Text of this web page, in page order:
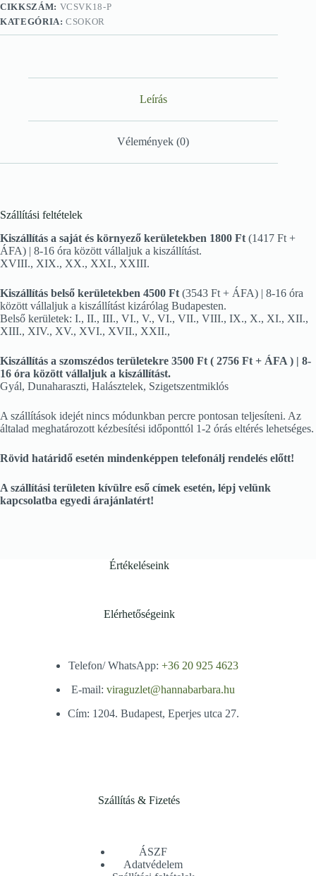
CIKKSZÁM: VCSVK18-P
KATEGÓRIA:CSOKOR
Leírás
Vélemények (0)
Szállítási feltételek
Kiszállítás a saját és környező kerületekben 1800 Ft (1417 Ft +
ÁFA) | 8-16 óra között vállaljuk a kiszállítást.
XVIII., XIX., XX., XXI., XXIII.
Kiszállítás belső kerületekben 4500 Ft (3543 Ft + ÁFA) | 8-16 óra
között vállaljuk a kiszállítást kizárólag Budapesten.
Belső kerületek: I., II., III., VI., V., VI., VII., VIII., IX., X., XI., XII.,
XIII., XIV., XV., XVI., XVII., XXII.,
Kiszállítás a szomszédos területekre 3500 Ft ( 2756 Ft + ÁFA ) | 8-
16 óra között vállaljuk a kiszállítást.
Gyál, Dunaharaszti, Halásztelek, Szigetszentmiklós
A szállítások idejét nincs módunkban percre pontosan teljesíteni. Az
általad meghatározott kézbesítési időponttól 1-2 órás eltérés lehetséges.
Rövid határidő esetén mindenképpen telefonálj rendelés előtt!
A szállítási területen kívülre eső címek esetén, lépj velünk
kapcsolatba egyedi árajánlatért!
Értékeléseink
Elérhetőségeink
Telefon/ WhatsApp: +36 20 925 4623
E-mail:viraguzlet@hannabarbara.hu
Cím: 1204. Budapest, Eperjes utca 27.
Szállítás & Fizetés
ÁSZF
Adatvédelem